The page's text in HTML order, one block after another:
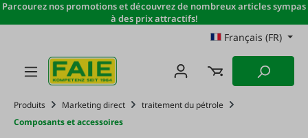
Passer au contenu principal
Parcourez nos promotions et découvrez de nombreux articles sympas
à des prix attractifs!
Français (FR)
Produits Marketing direct
traitement du pétrole
Composants et accessoires